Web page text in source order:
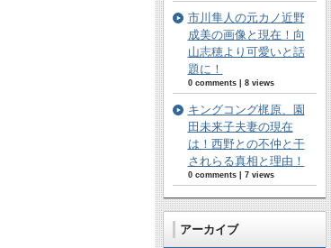
市川隼人の元カノ近野
成美の画像と現在！向
山志穂より可愛いと話
題に！
0 comments| 8 views
キングコング梶原、園
田未来子夫妻の現在
は！西野との不仲と干
されらる真相と理由！
0 comments| 7 views
アーカイブ